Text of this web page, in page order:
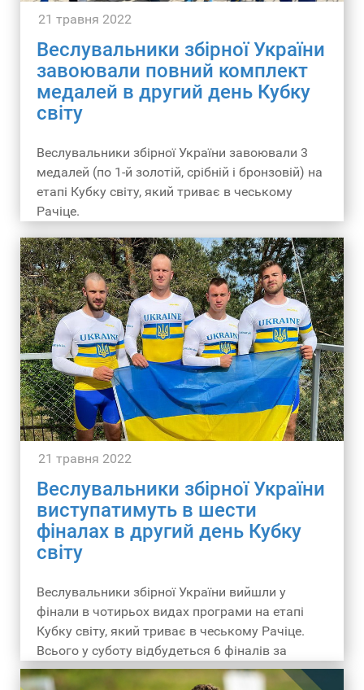
21 травня 2022
Веслувальники збірної України
завоювали повний комплект
медалей в другий день Кубку
світу
Веслувальники збірної України завоювали 3
медалей (по 1-й золотій, срібній і бронзовій) на
етапі Кубку світу, який триває в чеському
Рачіце.
21 травня 2022
Веслувальники збірної України
виступатимуть в шести
фіналах в другий день Кубку
світу
Веслувальники збірної України вийшли у
фінали в чотирьох видах програми на етапі
Кубку світу, який триває в чеському Рачіце.
Всього у суботу відбудеться 6 фіналів за
участю українських спортсменів.